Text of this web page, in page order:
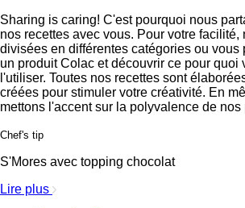
Sharing is caring! C'est pourquoi nous
nos recettes avec vous. Pour votre facilité,
divisées en différentes catégories ou vous
un produit Colac et découvrir ce pour quoi
l'utiliser. Toutes nos recettes sont
créées pour stimuler votre créativité. En
mettons l'accent sur la polyvalence de nos
Chef's tip
S'Mores avec topping chocolat
Lire plus